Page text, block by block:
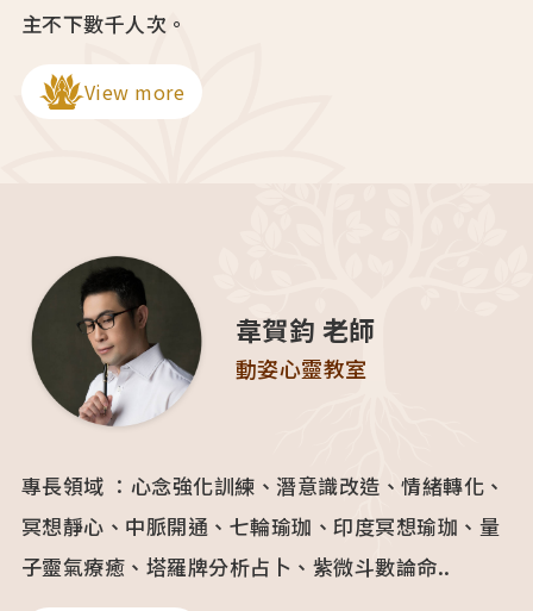
主不下數千人次。
View more
韋賀鈞 老師
動姿心靈教室
專長領域 ：心念強化訓練、潛意識改造、情緒轉化、
冥想靜心、中脈開通、七輪瑜珈、印度冥想瑜珈、量
子靈氣療癒、塔羅牌分析占卜、紫微斗數論命..